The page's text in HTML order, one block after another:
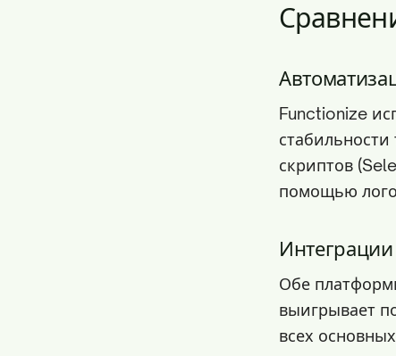
Functionize
скриптов
помощью
Интеграции
Обе
выигрывает
всех